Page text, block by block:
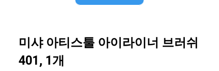
미샤 아티스툴 아이라이너 브러쉬
401, 1개